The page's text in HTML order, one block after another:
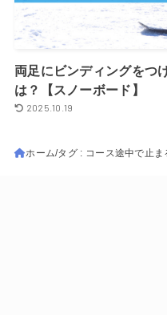
両足にビンディングをつ
は？【スノーボード】
2025.10.19
ホーム タグ : コース途中で止ま